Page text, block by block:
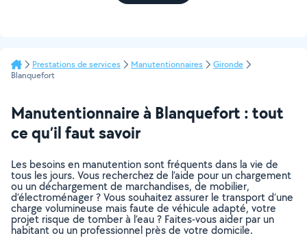
Prestations de services Manutentionnaires
Gironde
Blanquefort
Manutentionnaire à Blanquefort : tout
ce qu’il faut savoir
Les besoins en manutention sont fréquents dans la vie de
tous les jours. Vous recherchez de l’aide pour un chargement
ou un déchargement de marchandises, de mobilier,
d’électroménager ? Vous souhaitez assurer le transport d’une
charge volumineuse mais faute de véhicule adapté, votre
projet risque de tomber à l’eau ? Faites-vous aider par un
habitant ou un professionnel près de votre domicile.